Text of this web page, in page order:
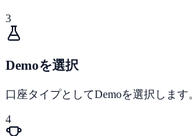
3
Demoを選択
口座タイプとしてDemoを選択します。
4